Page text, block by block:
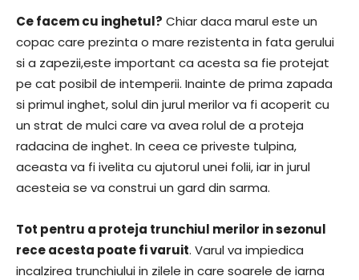
Ce facem cu inghetul? Chiar daca marul este un
copac care prezinta o mare rezistenta in fata gerului
si a zapezii,este important ca acesta sa fie protejat
pe cat posibil de intemperii. Inainte de prima zapada
si primul inghet, solul din jurul merilor va fi acoperit cu
un strat de mulci care va avea rolul de a proteja
radacina de inghet. In ceea ce priveste tulpina,
aceasta va fi ivelita cu ajutorul unei folii, iar in jurul
acesteia se va construi un gard din sarma.
Tot pentru a proteja trunchiul merilor in sezonul
rece acesta poate fi varuit. Varul va impiedica
incalzirea trunchiului in zilele in care soarele de iarna